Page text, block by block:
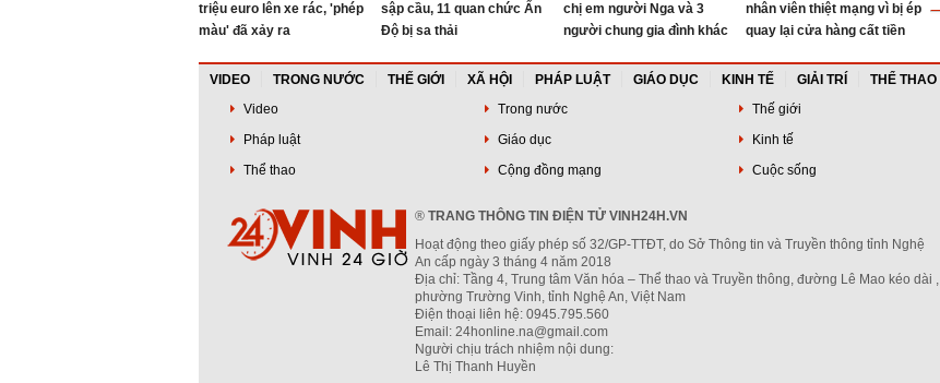
triệu euro lên xe rác, 'phép
màu' đã xảy ra
sập cầu, 11 quan chức Ấn
Độ bị sa thải
chị em người Nga và 3
người chung gia đình khác
nhân viên thiệt mạng vì bị ép
quay lại cửa hàng cất tiền
VIDEO TRONG NƯỚC THẾ GIỚI XÃ HỘI PHÁP LUẬT GIÁO DỤC KINH TẾ GIẢI TRÍ THỂ THAO
Video
Trong nước Thế giới
Pháp luật
Giáo dục Kinh tế
Thể thao
Cộng đồng mạng Cuộc sống
® TRANG THÔNG TIN ĐIỆN TỬ VINH24H.VN
Hoạt động theo giấy phép số 32/GP-TTĐT, do Sở Thông tin và Truyền thông tỉnh Nghệ
An cấp ngày 3 tháng 4 năm 2018
Địa chỉ: Tầng 4, Trung tâm Văn hóa – Thể thao và Truyền thông, đường Lê Mao kéo dài ,
phường Trường Vinh, tỉnh Nghệ An, Việt Nam
Điện thoại liên hệ: 0945.795.560
Email: 24honline.na@gmail.com
Người chịu trách nhiệm nội dung:
Lê Thị Thanh Huyền